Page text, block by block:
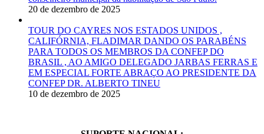
20 de dezembro de 2025
TOUR DO CAYRES NOS ESTADOS UNIDOS ,
CALIFÓRNIA, FLADIMAR DANDO OS PARABÉNS
PARA TODOS OS MEMBROS DA CONFEP DO
BRASIL , AO AMIGO DELEGADO JARBAS FERRAS E
EM ESPECIAL FORTE ABRAÇO AO PRESIDENTE DA
CONFEP DR. ALBERTO TINEU
10 de dezembro de 2025